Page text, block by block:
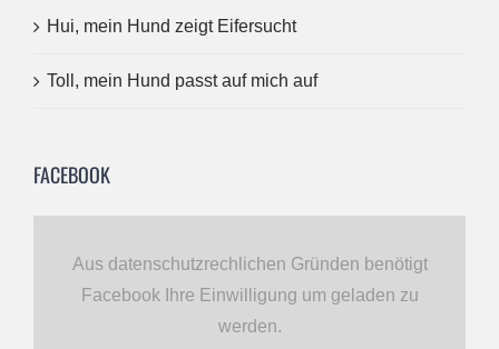
Hui, mein Hund zeigt Eifersucht
Toll, mein Hund passt auf mich auf
FACEBOOK
Aus datenschutzrechlichen Gründen benötigt
Facebook Ihre Einwilligung um geladen zu
werden.